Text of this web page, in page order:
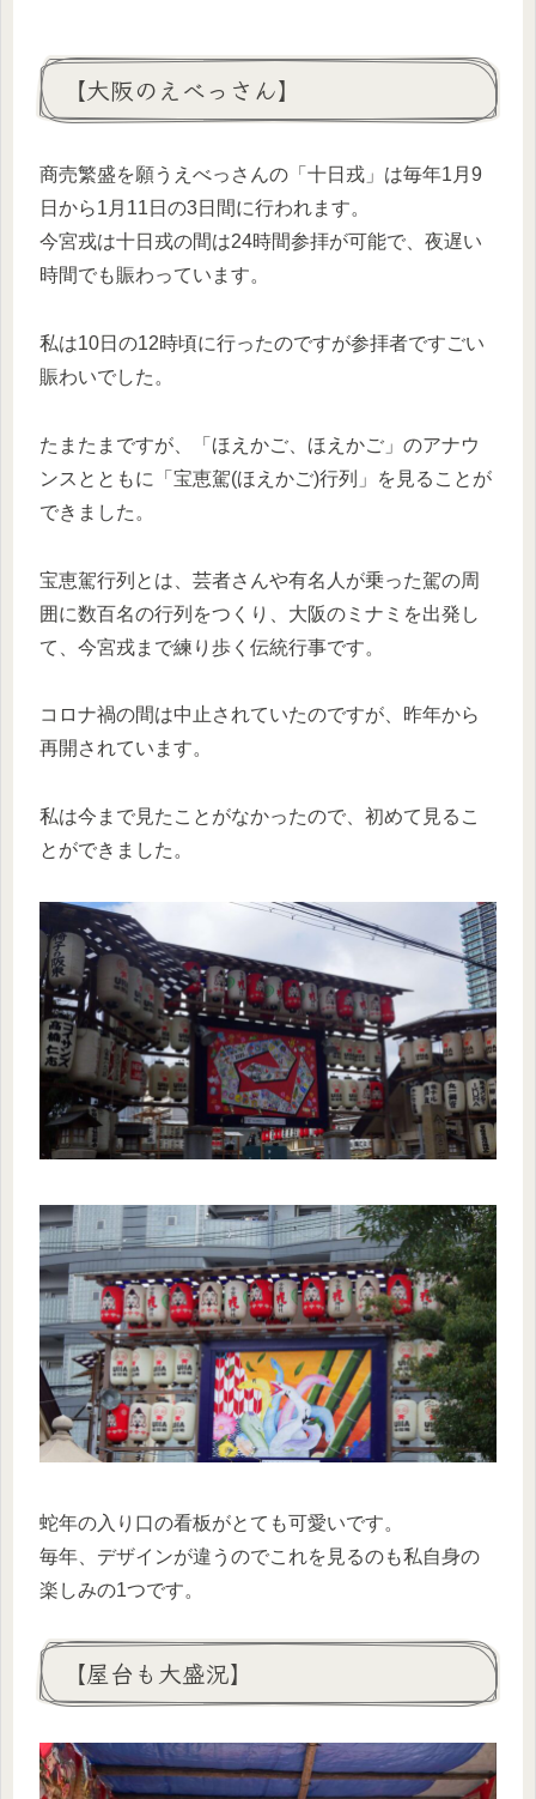
【大阪のえべっさん】
商売繁盛を願うえべっさんの「十日戎」は毎年1月9
日から1月11日の3日間に行われます。
今宮戎は十日戎の間は24時間参拝が可能で、夜遅い
時間でも賑わっています。
私は10日の12時頃に行ったのですが参拝者ですごい
賑わいでした。
たまたまですが、「ほえかご、ほえかご」のアナウ
ンスとともに「宝恵駕(ほえかご)行列」を見ることが
できました。
宝恵駕行列とは、芸者さんや有名人が乗った駕の周
囲に数百名の行列をつくり、大阪のミナミを出発し
て、今宮戎まで練り歩く伝統行事です。
コロナ禍の間は中止されていたのですが、昨年から
再開されています。
私は今まで見たことがなかったので、初めて見るこ
とができました。
蛇年の入り口の看板がとても可愛いです。
毎年、デザインが違うのでこれを見るのも私自身の
楽しみの1つです。
【屋台も大盛況】